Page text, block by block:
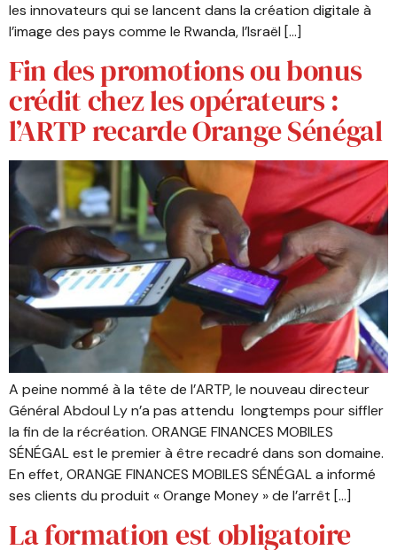
les innovateurs qui se lancent dans la création digitale à
l’image des pays comme le Rwanda, l’Israël […]
Fin des promotions ou bonus
crédit chez les opérateurs :
l’ARTP recarde Orange Sénégal
A peine nommé à la tête de l’ARTP, le nouveau directeur
Général Abdoul Ly n’a pas attendu longtemps pour siffler
la fin de la récréation. ORANGE FINANCES MOBILES
SÉNÉGAL est le premier à être recadré dans son domaine.
En effet, ORANGE FINANCES MOBILES SÉNÉGAL a informé
ses clients du produit « Orange Money » de l’arrêt […]
La formation est obligatoire